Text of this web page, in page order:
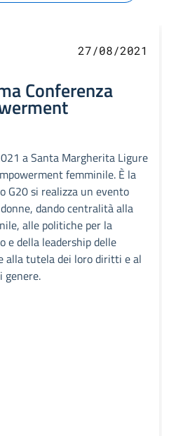
27/08/2021
Conferenza
a Santa Margherita Ligure
femminile. È la
G20 si realizza un evento
dando centralità alla
alle politiche per la
e della leadership delle
alla tutela dei loro diritti e al
genere.